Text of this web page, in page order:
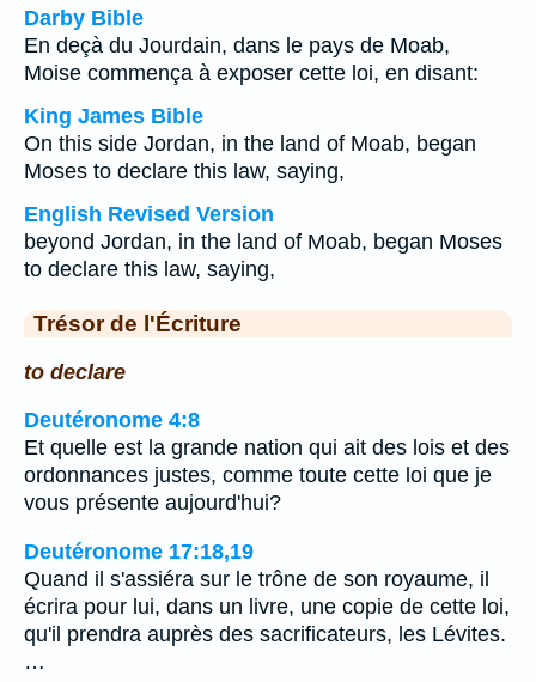
Darby Bible
En deçà du Jourdain, dans le pays de Moab,
Moise commença à exposer cette loi, en disant:
King James Bible
On this side Jordan, in the land of Moab, began
Moses to declare this law, saying,
English Revised Version
beyond Jordan, in the land of Moab, began Moses
to declare this law, saying,
Trésor de l'Écriture
to declare
Deutéronome 4:8
Et quelle est la grande nation qui ait des lois et des
ordonnances justes, comme toute cette loi que je
vous présente aujourd'hui?
Deutéronome 17:18,19
Quand il s'assiéra sur le trône de son royaume, il
écrira pour lui, dans un livre, une copie de cette loi,
qu'il prendra auprès des sacrificateurs, les Lévites.
…